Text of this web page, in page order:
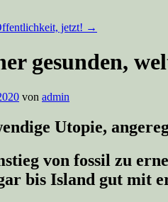
jetzt! →
gesunden,
von admin
Utopie,
von fossil zu
bis Island gut mit